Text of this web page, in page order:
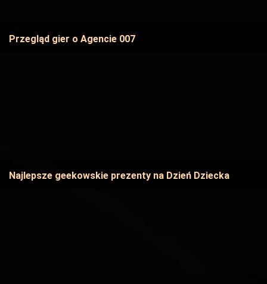
Przegląd gier o Agencie 007
Najlepsze geekowskie prezenty na Dzień Dziecka